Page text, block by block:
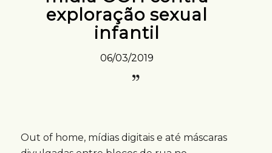
exploração sexual
infantil
06/03/2019
Out of home, mídias digitais e até máscaras